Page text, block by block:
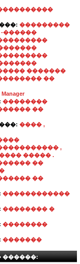
���������
-������
�������
��
Manager
��������
��
���� ,
,
����� .
��
��
������������
�������� �
��������
�������
������: